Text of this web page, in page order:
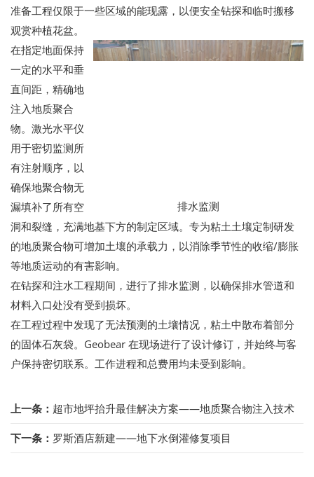
准备工程仅限于一些区域的能现露，以便安全钻探和临时搬移
观赏种植花盆。
排水监测
在指定地面保持
一定的水平和垂
直间距，精确地
注入地质聚合
物。激光水平仪
用于密切监测所
有注射顺序，以
确保地聚合物无
漏填补了所有空
洞和裂缝，充满地基下方的制定区域。专为粘土土壤定制研发
的地质聚合物可增加土壤的承载力，以消除季节性的收缩/膨胀
等地质运动的有害影响。
在钻探和注水工程期间，进行了排水监测，以确保排水管道和
材料入口处没有受到损坏。
在工程过程中发现了无法预测的土壤情况，粘土中散布着部分
的固体石灰袋。Geobear 在现场进行了设计修订，并始终与客
户保持密切联系。工作进程和总费用均未受到影响。
上一条： 超市地坪抬升最佳解决方案——地质聚合物注入技术
下一条： 罗斯酒店新建——地下水倒灌修复项目